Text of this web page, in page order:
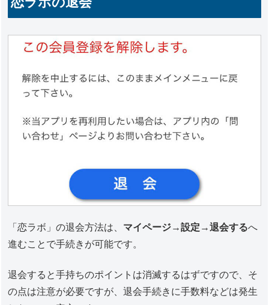
「恋ラボ」の退会方法は、 マイページ→設定→退会するへ
進むことで手続きが可能です。
退会すると手持ちのポイントは消滅するはずですので、そ
の点は注意が必要ですが、退会手続きに手数料などは発生